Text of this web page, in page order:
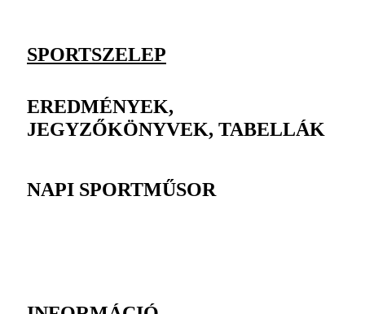
SPORTSZELEP
EREDMÉNYEK,
JEGYZŐKÖNYVEK, TABELLÁK
NAPI SPORTMŰSOR